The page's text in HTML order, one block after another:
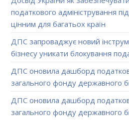
податкового адміністрування
цінним для багатьох країн
ДПС запроваджує новий
бізнесу уникати блокування
ДПС оновила дашборд
загального фонду державного
ДПС оновила дашборд
загального фонду державного